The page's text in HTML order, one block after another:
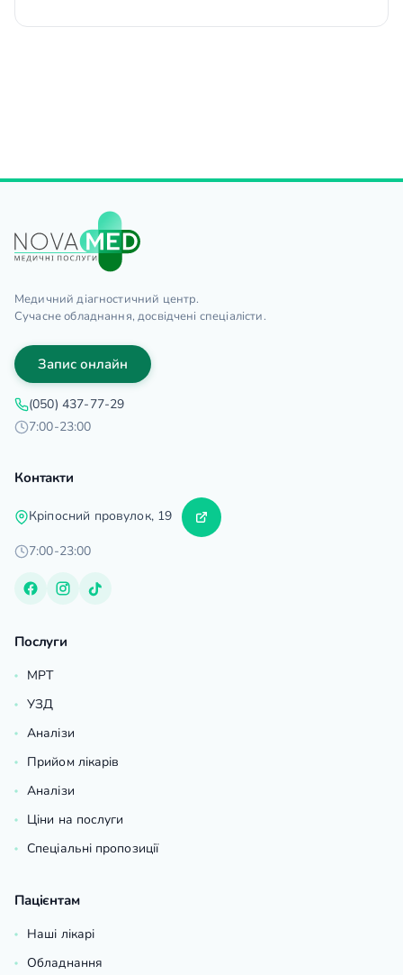
Медичний діагностичний центр.
Сучасне обладнання, досвідчені спеціалісти.
Запис онлайн
(050) 437-77-29
7:00-23:00
Контакти
Кріпосний провулок, 19
7:00-23:00
Послуги
МРТ
УЗД
Аналізи
Прийом лікарів
Аналізи
Ціни на послуги
Спеціальні пропозиції
Пацієнтам
Наші лікарі
Обладнання